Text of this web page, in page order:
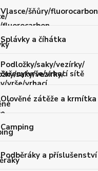
Vlasce/šňůry/fluorocarbon
Splávky a číhátka
Podložky/saky/vezírky/
čeřeny/vrše/vrhací sítě
Olověné zátěže a krmítka
Camping
Podběráky a příslušenství